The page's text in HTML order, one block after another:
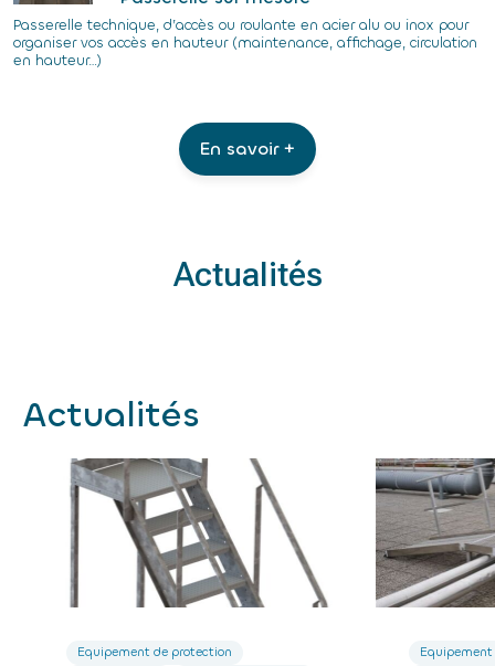
Passerelle technique, d’accès ou roulante en acier alu ou inox pour
organiser vos accès en hauteur (maintenance, affichage, circulation
en hauteur…)
En savoir +
Actualités
Actualités
Equipement de protection